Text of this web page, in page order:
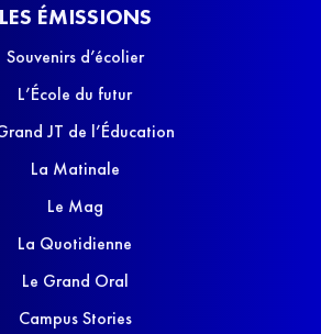
LES ÉMISSIONS
Souvenirs d’écolier
L’École du futur
JT de l’Éducation
La Matinale
Le Mag
La Quotidienne
Le Grand Oral
Campus Stories